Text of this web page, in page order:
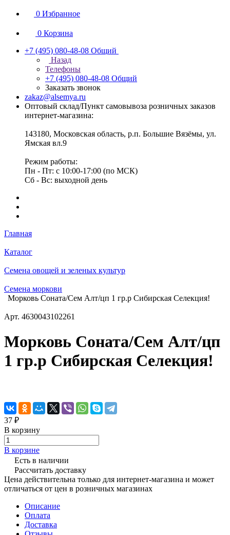
0 Избранное
0 Корзина
+7 (495) 080-48-08 Общий
Назад
Телефоны
+7 (495) 080-48-08 Общий
Заказать звонок
zakaz@alsemya.ru
Оптовый склад/Пункт самовывоза розничных заказов
интернет-магазина:
143180, Московская область, р.п. Большие Вязёмы, ул.
Ямская вл.9
Режим работы:
Пн - Пт: с 10:00-17:00 (по МСК)
Сб - Вс: выходной день
Главная
Каталог
Семена овощей и зеленых культур
Семена моркови
Морковь Соната/Сем Алт/цп 1 гр.р Сибирская Селекция!
Арт. 4630043102261
Морковь Соната/Сем Алт/цп
1 гр.р Сибирская Селекция!
37 ₽
В корзину
В корзине
Есть в наличии
Рассчитать доставку
Цена действительна только для интернет-магазина и может
отличаться от цен в розничных магазинах
Описание
Оплата
Доставка